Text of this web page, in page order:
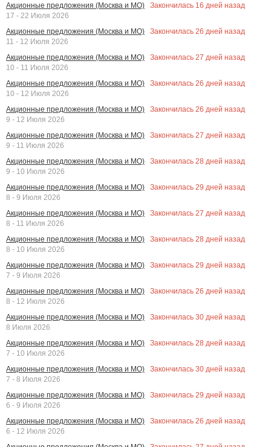
Акционные предложения (Москва и МО)
Закончилась 16 дней назад
17 - 22 Июля 2026
Акционные предложения (Москва и МО)
Закончилась 26 дней назад
11 - 12 Июля 2026
Акционные предложения (Москва и МО)
Закончилась 27 дней назад
10 - 11 Июля 2026
Акционные предложения (Москва и МО)
Закончилась 26 дней назад
10 - 12 Июля 2026
Акционные предложения (Москва и МО)
Закончилась 26 дней назад
9 - 12 Июля 2026
Акционные предложения (Москва и МО)
Закончилась 27 дней назад
9 - 11 Июля 2026
Акционные предложения (Москва и МО)
Закончилась 28 дней назад
9 - 10 Июля 2026
Акционные предложения (Москва и МО)
Закончилась 29 дней назад
8 - 9 Июля 2026
Акционные предложения (Москва и МО)
Закончилась 27 дней назад
8 - 11 Июля 2026
Акционные предложения (Москва и МО)
Закончилась 28 дней назад
8 - 10 Июля 2026
Акционные предложения (Москва и МО)
Закончилась 29 дней назад
7 - 9 Июля 2026
Акционные предложения (Москва и МО)
Закончилась 26 дней назад
8 - 12 Июля 2026
Акционные предложения (Москва и МО)
Закончилась 30 дней назад
8 Июля 2026
Акционные предложения (Москва и МО)
Закончилась 28 дней назад
7 - 10 Июля 2026
Акционные предложения (Москва и МО)
Закончилась 30 дней назад
7 - 8 Июля 2026
Акционные предложения (Москва и МО)
Закончилась 29 дней назад
6 - 9 Июля 2026
Акционные предложения (Москва и МО)
Закончилась 26 дней назад
6 - 12 Июля 2026